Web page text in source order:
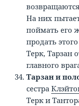
На них
поймать его
продать
Терк, Тарзан
главного
Тарзан и
сестра
Терк и